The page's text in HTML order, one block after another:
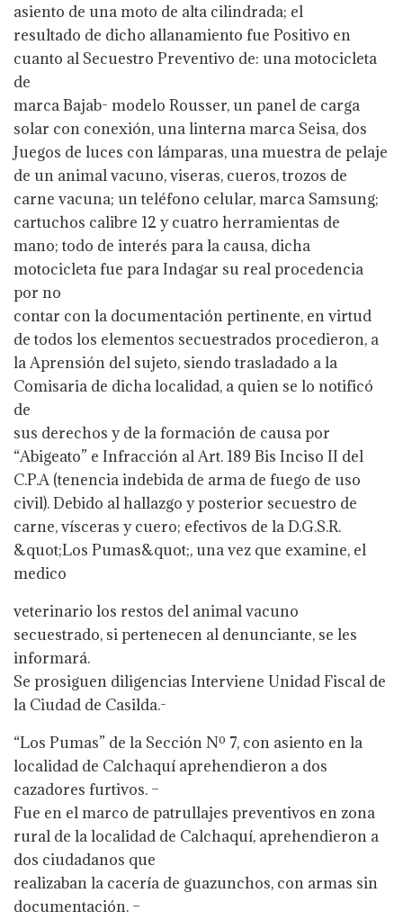
asiento de una moto de alta cilindrada; el
resultado de dicho allanamiento fue Positivo en
cuanto al Secuestro Preventivo de: una motocicleta
de
marca Bajab- modelo Rousser, un panel de carga
solar con conexión, una linterna marca Seisa, dos
Juegos de luces con lámparas, una muestra de pelaje
de un animal vacuno, viseras, cueros, trozos de
carne vacuna; un teléfono celular, marca Samsung;
cartuchos calibre 12 y cuatro herramientas de
mano; todo de interés para la causa, dicha
motocicleta fue para Indagar su real procedencia
por no
contar con la documentación pertinente, en virtud
de todos los elementos secuestrados procedieron, a
la Aprensión del sujeto, siendo trasladado a la
Comisaria de dicha localidad, a quien se lo notificó
de
sus derechos y de la formación de causa por
“Abigeato” e Infracción al Art. 189 Bis Inciso II del
C.P.A (tenencia indebida de arma de fuego de uso
civil). Debido al hallazgo y posterior secuestro de
carne, vísceras y cuero; efectivos de la D.G.S.R.
&quot;Los Pumas&quot;, una vez que examine, el
medico
veterinario los restos del animal vacuno
secuestrado, si pertenecen al denunciante, se les
informará.
Se prosiguen diligencias Interviene Unidad Fiscal de
la Ciudad de Casilda.-
“Los Pumas” de la Sección Nº 7, con asiento en la
localidad de Calchaquí aprehendieron a dos
cazadores furtivos. –
Fue en el marco de patrullajes preventivos en zona
rural de la localidad de Calchaquí, aprehendieron a
dos ciudadanos que
realizaban la cacería de guazunchos, con armas sin
documentación. –